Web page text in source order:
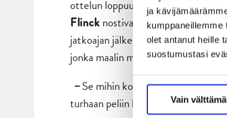
ja
olet antanut heille
suostumustasi
Vain
ottelun loppuun saakka.
Flincknostivat osumillaan Jukurit
jatkoajan jälkeen
jonka maalin myötä JYPille
–Se mihin kompastuttiin, johtui
turhaan peliin kiinni. Niissä meillä